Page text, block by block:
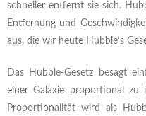
schneller entfernt sie sich.
Entfernung und
aus, die wir heute Hubble’s
Das Hubble-Gesetz besagt
einer Galaxie proportional
Proportionalität wird als